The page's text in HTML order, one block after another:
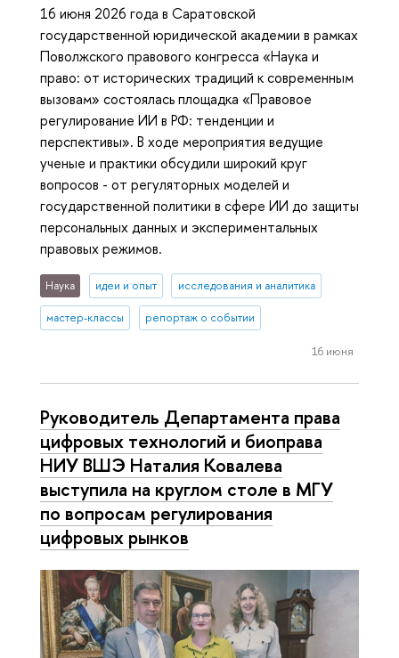
16 июня 2026 года в Саратовской
государственной юридической академии в рамках
Поволжского правового конгресса «Наука и
право: от исторических традиций к современным
вызовам» состоялась площадка «Правовое
регулирование ИИ в РФ: тенденции и
перспективы». В ходе мероприятия ведущие
ученые и практики обсудили широкий круг
вопросов - от регуляторных моделей и
государственной политики в сфере ИИ до защиты
персональных данных и экспериментальных
правовых режимов.
Наука идеи и опыт исследования и аналитика
мастер-классы репортаж о событии
16 июня
Руководитель Департамента права
цифровых технологий и биоправа
НИУ ВШЭ Наталия Ковалева
выступила на круглом столе в МГУ
по вопросам регулирования
цифровых рынков